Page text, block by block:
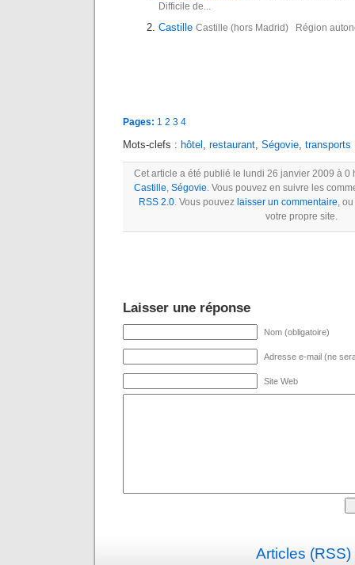
Difficile de...
Castille Castille (hors Madrid) Région
Pages: 1 2 3 4
Mots-clefs : hôtel , restaurant, Ségovie, transports
Cet article a été publié le lundi 26 janvier 2009 à 0
Castille, Ségovie. Vous pouvez en suivre les
RSS 2.0. Vous pouvez laisser un commentaire, ou
votre propre site.
Laisser une réponse
Nom (obligatoire)
Adresse e-mail (ne
Site Web
Articles (RSS)